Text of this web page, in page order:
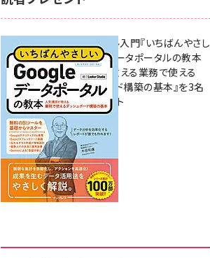
無料BIツール入門『いちばんやさし
いGoogleデータポータルの教本
人気講師が教える業務で使える
ダッシュボード構築の基本』を3名
様にプレゼント
7月31日 10:00